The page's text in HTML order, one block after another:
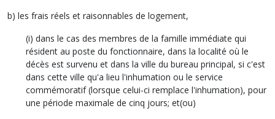
b) les frais réels et raisonnables de logement,
(i) dans le cas des membres de la famille immédiate qui
résident au poste du fonctionnaire, dans la localité où le
décès est survenu et dans la ville du bureau principal, si c'est
dans cette ville qu'a lieu l'inhumation ou le service
commémoratif (lorsque celui-ci remplace l'inhumation), pour
une période maximale de cinq jours; et(ou)